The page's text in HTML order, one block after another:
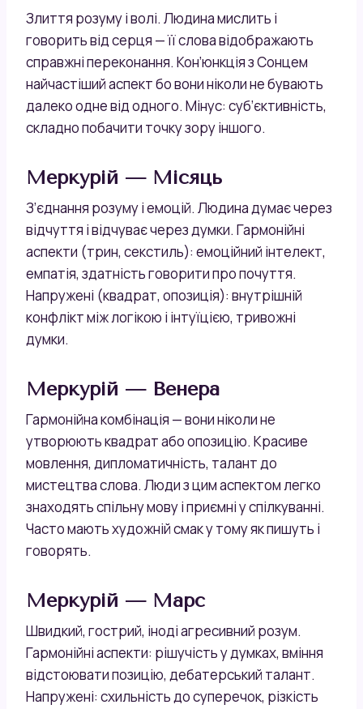
Злиття розуму і волі. Людина мислить і
говорить від серця — її слова відображають
справжні переконання. Кон’юнкція з Сонцем
найчастіший аспект бо вони ніколи не бувають
далеко одне від одного. Мінус: суб’єктивність,
складно побачити точку зору іншого.
Меркурій — Місяць
З’єднання розуму і емоцій. Людина думає через
відчуття і відчуває через думки. Гармонійні
аспекти (трин, секстиль): емоційний інтелект,
емпатія, здатність говорити про почуття.
Напружені (квадрат, опозиція): внутрішній
конфлікт між логікою і інтуїцією, тривожні
думки.
Меркурій — Венера
Гармонійна комбінація — вони ніколи не
утворюють квадрат або опозицію. Красиве
мовлення, дипломатичність, талант до
мистецтва слова. Люди з цим аспектом легко
знаходять спільну мову і приємні у спілкуванні.
Часто мають художній смак у тому як пишуть і
говорять.
Меркурій — Марс
Швидкий, гострий, іноді агресивний розум.
Гармонійні аспекти: рішучість у думках, вміння
відстоювати позицію, дебатерський талант.
Напружені: схильність до суперечок, різкість